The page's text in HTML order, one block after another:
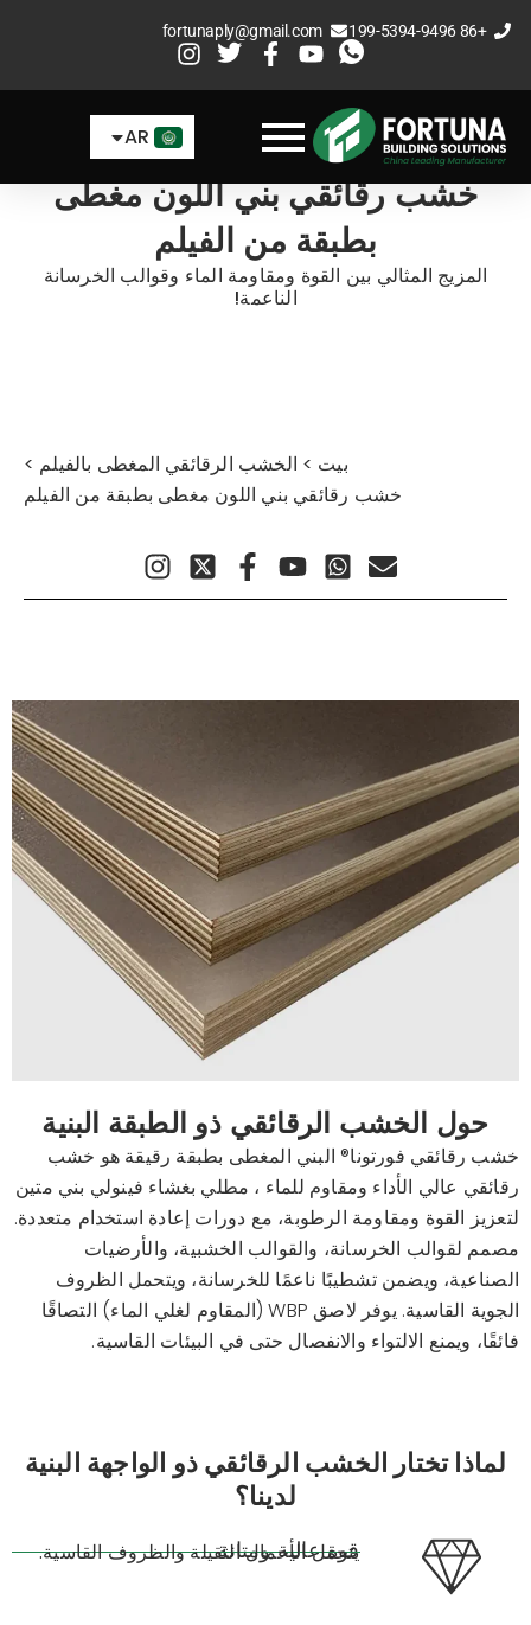
إلى
+86 199-5394-9496
fortunaply@gmail.com
AR
ES
FR
خشب رقائقي بني اللون مغطى
بطبقة من الفيلم
المزيج المثالي بين القوة ومقاومة الماء وقوالب الخرسانة
الناعمة!
بيت > الخشب الرقائقي المغطى بالفيلم >
خشب رقائقي بني اللون مغطى بطبقة من الفيلم
حول الخشب الرقائقي ذو الطبقة البنية
خشب رقائقي فورتونا®البني المغطى بطبقة رقيقة هو خشب
رقائقي عالي الأداء ومقاوم للماء ، مطلي بغشاء فينولي بني متين
لتعزيز القوة ومقاومة الرطوبة، مع دورات إعادة استخدام متعددة.
مصمم لقوالب الخرسانة، والقوالب الخشبية، والأرضيات
الصناعية، ويضمن تشطيبًا ناعمًا للخرسانة، ويتحمل الظروف
الجوية القاسية. يوفر لاصق WBP (المقاوم لغلي الماء) التصاقًا
فائقًا، ويمنع الالتواء والانفصال حتى في البيئات القاسية.
لماذا تختار الخشب الرقائقي ذو الواجهة البنية
لدينا؟
قوة عالية ومتانة
يتحمل الأحمال الثقيلة والظروف القاسية.